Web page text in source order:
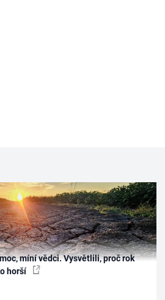
míní vědci. Vysvětlili, proč rok
horší